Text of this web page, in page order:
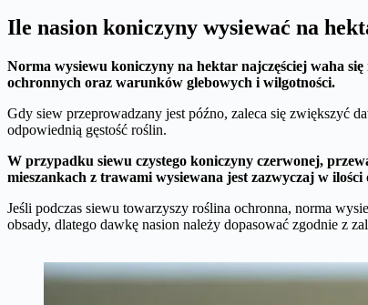
Ile nasion koniczyny wysiewać na
Norma wysiewu koniczyny na hektar najczęściej waha
ochronnych oraz warunków glebowych i wilgotności.
Gdy siew przeprowadzany jest późno, zaleca się zwiększyć
odpowiednią gęstość roślin.
W przypadku siewu czystego koniczyny czerwonej,
mieszankach z trawami wysiewana jest zazwyczaj w ilości
Jeśli podczas siewu towarzyszy roślina ochronna, norma
obsady, dlatego dawkę nasion należy dopasować zgodnie z